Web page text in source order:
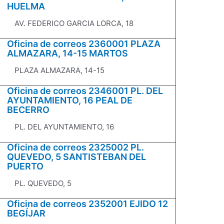
HUELMA
AV. FEDERICO GARCIA LORCA, 18
Oficina de correos 2360001 PLAZA
ALMAZARA, 14-15 MARTOS
PLAZA ALMAZARA, 14-15
Oficina de correos 2346001 PL. DEL
AYUNTAMIENTO, 16 PEAL DE
BECERRO
PL. DEL AYUNTAMIENTO, 16
Oficina de correos 2325002 PL.
QUEVEDO, 5 SANTISTEBAN DEL
PUERTO
PL. QUEVEDO, 5
Oficina de correos 2352001 EJIDO 12
BEGÍJAR